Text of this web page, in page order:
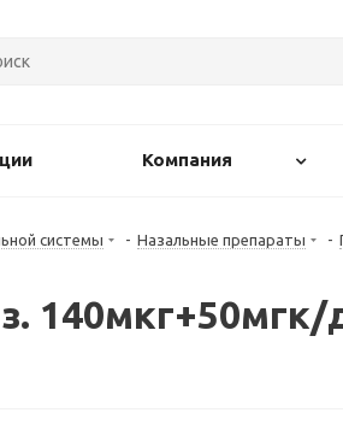
Компания
системы - Назальные препараты -
140мкг+50мгк/